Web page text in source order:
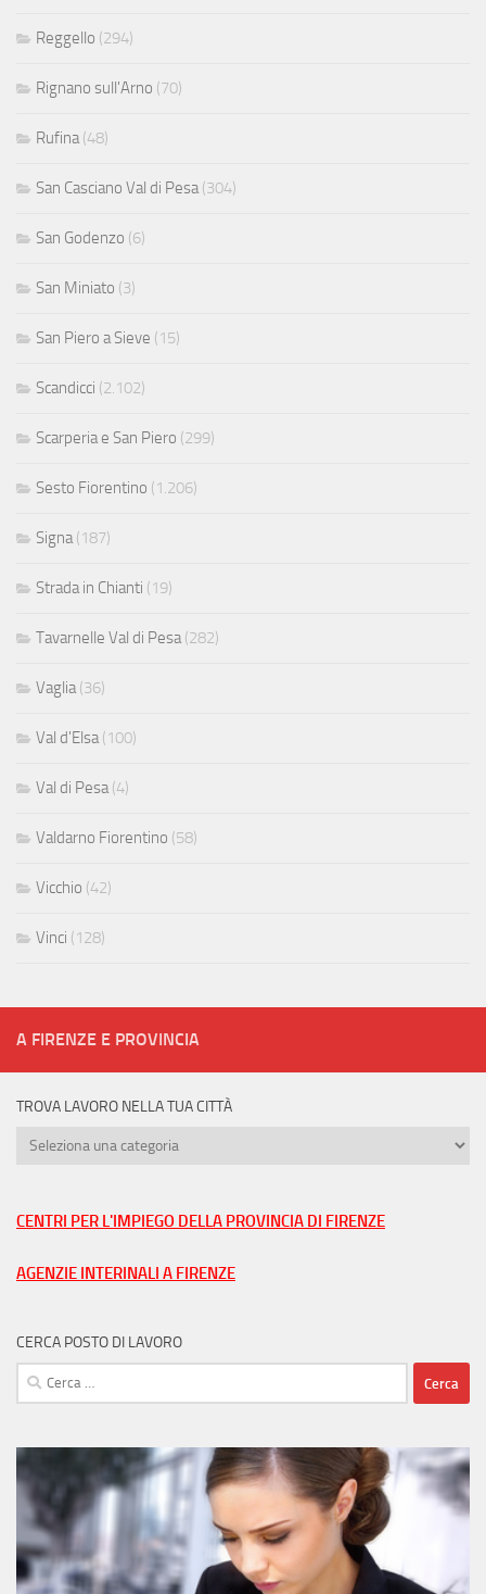
Reggello (294)
Rignano sull'Arno (70)
Rufina(48)
San Casciano Val di Pesa(304)
San Godenzo (6)
San Miniato (3)
San Piero a Sieve (15)
Scandicci (2.102)
Scarperia e San Piero (299)
Sesto Fiorentino (1.206)
Signa(187)
Strada in Chianti (19)
Tavarnelle Val di Pesa(282)
Vaglia(36)
Val d'Elsa(100)
Val di Pesa(4)
Valdarno Fiorentino (58)
Vicchio (42)
Vinci (128)
A FIRENZE E PROVINCIA
TROVA LAVORO NELLA TUA CITTÀ
Trova
tua
CENTRI PER L'IMPIEGO DELLA PROVINCIA DI FIRENZE
AGENZIE INTERINALI A FIRENZE
CERCA POSTO DI LAVORO
Ricerca
per: